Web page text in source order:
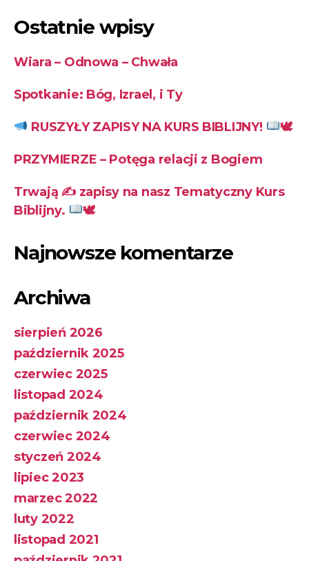
Ostatnie wpisy
Wiara – Odnowa – Chwała
Spotkanie: Bóg, Izrael, i Ty
RUSZYŁY ZAPISY NA KURS BIBLIJNY! 🕊
PRZYMIERZE – Potęga relacji z Bogiem
Trwają ✍zapisy na nasz Tematyczny Kurs
Biblijny.
🕊
Najnowsze komentarze
Archiwa
sierpień 2026
październik 2025
czerwiec 2025
listopad 2024
październik 2024
czerwiec 2024
styczeń 2024
lipiec 2023
marzec 2022
luty 2022
listopad 2021